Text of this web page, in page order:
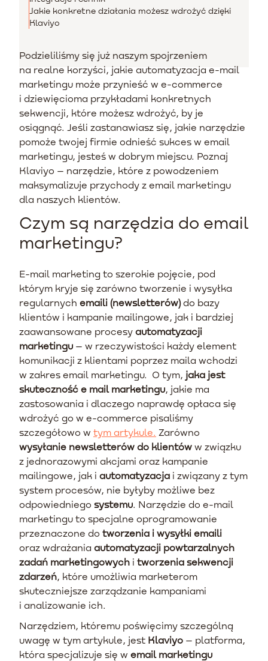
Jakie konkretne działania możesz wdrożyć dzięki
Klaviyo
Podzieliliśmy się już naszym spojrzeniem
na realne korzyści, jakie automatyzacja e-mail
marketingu może przynieść w e-commerce
i dziewięcioma przykładami konkretnych
sekwencji, które możesz wdrożyć, by je
osiągnąć. Jeśli zastanawiasz się, jakie narzędzie
pomoże twojej firmie odnieść sukces w email
marketingu, jesteś w dobrym miejscu. Poznaj
Klaviyo – narzędzie, które z powodzeniem
maksymalizuje przychody z email marketingu
dla naszych klientów.
Czym są narzędzia do email
marketingu?
E-mail marketing to szerokie pojęcie, pod
którym kryje się zarówno tworzenie i wysyłka
regularnych emaili (newsletterów)do bazy
klientów i kampanie mailingowe, jak i bardziej
zaawansowane procesy automatyzacji
marketingu – w rzeczywistości każdy element
komunikacji z klientami poprzez maila wchodzi
w zakres email marketingu. O tym, jaka jest
skuteczność e mail marketingu, jakie ma
zastosowania i dlaczego naprawdę opłaca się
wdrożyć go w e-commerce pisaliśmy
szczegółowo w tym artykule. Zarówno
wysyłanie newsletterów do klientów w związku
z jednorazowymi akcjami oraz kampanie
mailingowe, jak i automatyzacja i związany z tym
system procesów, nie byłyby możliwe bez
odpowiedniego systemu. Narzędzie do e-mail
marketingu to specjalne oprogramowanie
przeznaczone do tworzenia i wysyłki emaili
oraz wdrażania automatyzacji powtarzalnych
zadań marketingowych i tworzenia sekwencji
zdarzeń, które umożliwia marketerom
skuteczniejsze zarządzanie kampaniami
i analizowanie ich.
Narzędziem, któremu poświęcimy szczególną
uwagę w tym artykule, jest Klaviyo – platforma,
która specjalizuje się w email marketingu